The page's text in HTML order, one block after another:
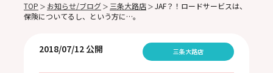
TOP ＞ お知らせ/ブログ ＞ 三条大路店 ＞ JAF？！ロードサービスは、
保険についてるし、という方に…。
2018/07/12 公開 三条大路店